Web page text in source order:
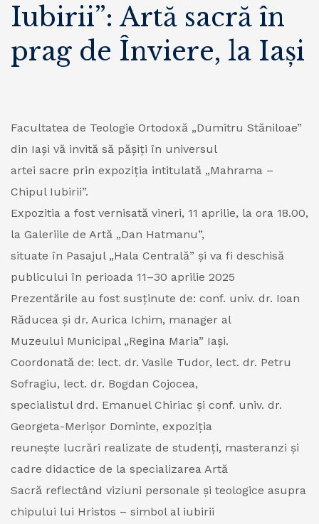
Iubirii”: Artă sacră în
prag de Înviere, la Iași
Facultatea de Teologie Ortodoxă „Dumitru Stăniloae”
din Iași vă invită să pășiți în universul
artei sacre prin expoziția intitulată „Mahrama –
Chipul Iubirii”.
Expozitia a fost vernisată vineri, 11 aprilie, la ora 18.00,
la Galeriile de Artă „Dan Hatmanu”,
situate în Pasajul „Hala Centrală” și va fi deschisă
publicului în perioada 11–30 aprilie 2025
Prezentările au fost susținute de: conf. univ. dr. Ioan
Răducea și dr. Aurica Ichim, manager al
Muzeului Municipal „Regina Maria” Iași.
Coordonată de: lect. dr. Vasile Tudor, lect. dr. Petru
Sofragiu, lect. dr. Bogdan Cojocea,
specialistul drd. Emanuel Chiriac și conf. univ. dr.
Georgeta-Merișor Dominte, expoziția
reunește lucrări realizate de studenți, masteranzi și
cadre didactice de la specializarea Artă
Sacră reflectând viziuni personale și teologice asupra
chipului lui Hristos – simbol al iubirii